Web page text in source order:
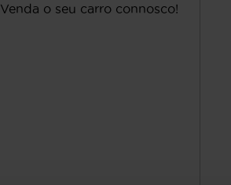
Venda o seu carro connosco!